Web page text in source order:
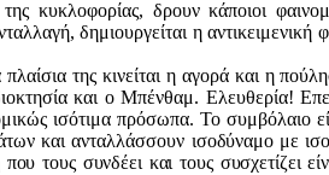
κυκλοφορίας, δρουν κάποιοι
δημιουργείται η
της κινείται η αγορά και η
σία και οΜπένθαμ. Ελευθερία!
ισότιμα πρόσωπα. Το συμβόλαιο
και ανταλλάσσουν ισοδύναμο με
τους συνδέει και τους συσχετίζει